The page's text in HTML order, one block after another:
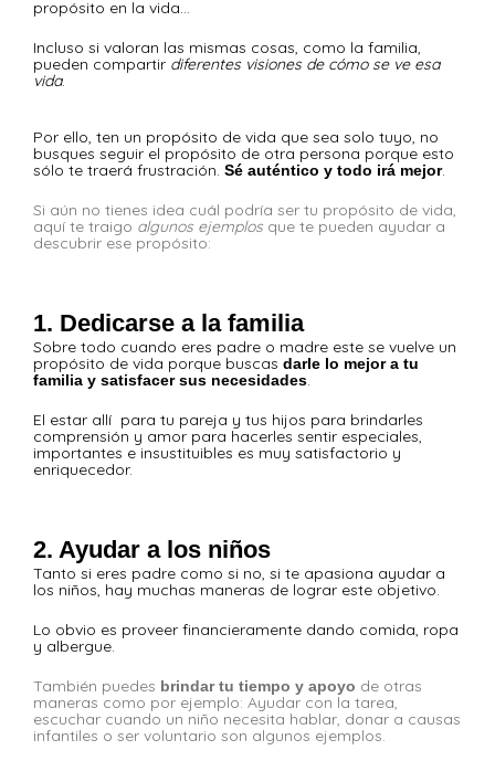
propósito en la vida…
Incluso si valoran las mismas cosas, como la familia,
pueden compartir diferentes visiones de cómo se ve esa
vida.
Por ello, ten un propósito de vida que sea solo tuyo, no
busques seguir el propósito de otra persona porque esto
sólo te traerá frustración. Sé auténtico y todo irá mejor.
Si aún no tienes idea cuál podría ser tu propósito de vida,
aquí te traigo algunos ejemplos que te pueden ayudar a
descubrir ese propósito:
1. Dedicarse a la familia
Sobre todo cuando eres padre o madre este se vuelve un
propósito de vida porque buscas darle lo mejor a tu
familia y satisfacer sus necesidades.
El estar allí para tu pareja y tus hijos para brindarles
comprensión y amor para hacerles sentir especiales,
importantes e insustituibles es muy satisfactorio y
enriquecedor.
2. Ayudar a los niños
Tanto si eres padre como si no, si te apasiona ayudar a
los niños, hay muchas maneras de lograr este objetivo.
Lo obvio es proveer financieramente dando comida, ropa
y albergue.
También puedes brindar tu tiempo y apoyo de otras
maneras como por ejemplo: Ayudar con la tarea,
escuchar cuando un niño necesita hablar, donar a causas
infantiles o ser voluntario son algunos ejemplos.